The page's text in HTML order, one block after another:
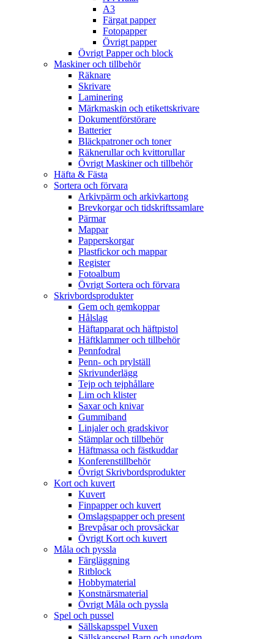
A3
Färgat papper
Fotopapper
Övrigt papper
Övrigt Papper och block
Maskiner och tillbehör
Räknare
Skrivare
Laminering
Märkmaskin och etikettskrivare
Dokumentförstörare
Batterier
Bläckpatroner och toner
Räknerullar och kvittorullar
Övrigt Maskiner och tillbehör
Häfta & Fästa
Sortera och förvara
Arkivpärm och arkivkartong
Brevkorgar och tidskriftssamlare
Pärmar
Mappar
Papperskorgar
Plastfickor och mappar
Register
Fotoalbum
Övrigt Sortera och förvara
Skrivbordsprodukter
Gem och gemkoppar
Hålslag
Häftapparat och häftpistol
Häftklammer och tillbehör
Pennfodral
Penn- och prylställ
Skrivunderlägg
Tejp och tejphållare
Lim och klister
Saxar och knivar
Gummiband
Linjaler och gradskivor
Stämplar och tillbehör
Häftmassa och fästkuddar
Konferenstillbehör
Övrigt Skrivbordsprodukter
Kort och kuvert
Kuvert
Finpapper och kuvert
Omslagspapper och present
Brevpåsar och provsäckar
Övrigt Kort och kuvert
Måla och pyssla
Färgläggning
Ritblock
Hobbymaterial
Konstnärsmaterial
Övrigt Måla och pyssla
Spel och pussel
Sällskapsspel Vuxen